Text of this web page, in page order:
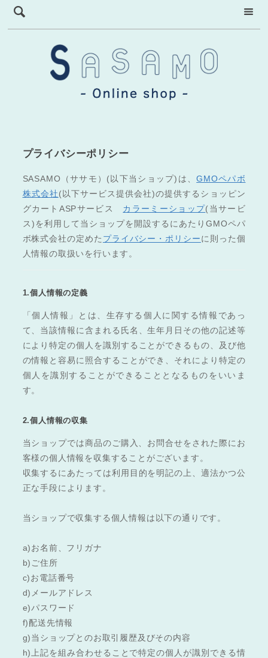
プライバシーポリシー
SASAMO（ササモ）(以下当ショップ)は、GMOペパボ
株式会社(以下サービス提供会社)の提供するショッピン
グカートASPサービス カラーミーショップ(当サービ
ス)を利用して当ショップを開設するにあたりGMOペパ
ボ株式会社の定めた プライバシー・ポリシーに則った個
人情報の取扱いを行います。
1.個人情報の定義
「個人情報」とは、生存する個人に関する情報であっ
て、当該情報に含まれる氏名、生年月日その他の記述等
により特定の個人を識別することができるもの、及び他
の情報と容易に照合することができ、それにより特定の
個人を識別することができることとなるものをいいま
す。
2.個人情報の収集
当ショップでは商品のご購入、お問合せをされた際にお
客様の個人情報を収集することがございます。
収集するにあたっては利用目的を明記の上、適法かつ公
正な手段によります。
当ショップで収集する個人情報は以下の通りです。
a)お名前、フリガナ
b)ご住所
c)お電話番号
d)メールアドレス
e)パスワード
f)配送先情報
g)当ショップとのお取引履歴及びその内容
h)上記を組み合わせることで特定の個人が識別できる情